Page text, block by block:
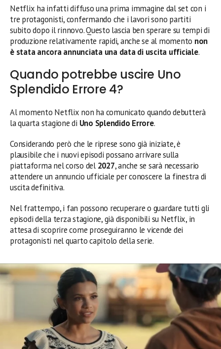
Netflix ha infatti diffuso una prima immagine dal set con i
tre protagonisti, confermando che i lavori sono partiti
subito dopo il rinnovo. Questo lascia ben sperare su tempi di
produzione relativamente rapidi, anche se al momento non
è stata ancora annunciata una data di uscita ufficiale.
Quando potrebbe uscire Uno
Splendido Errore 4?
Al momento Netflix non ha comunicato quando debutterà
la quarta stagione di Uno Splendido Errore.
Considerando però che le riprese sono già iniziate, è
plausibile che i nuovi episodi possano arrivare sulla
piattaforma nel corso del 2027, anche se sarà necessario
attendere un annuncio ufficiale per conoscere la finestra di
uscita definitiva.
Nel frattempo, i fan possono recuperare o guardare tutti gli
episodi della terza stagione, già disponibili su Netflix, in
attesa di scoprire come proseguiranno le vicende dei
protagonisti nel quarto capitolo della serie.